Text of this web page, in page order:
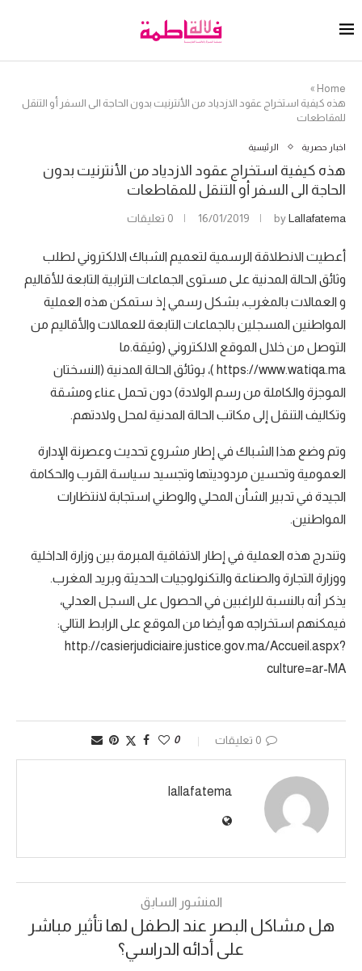
Home
»
هذه كيفية استخراج عقود الازدياد من الأنترنيت بدون الحاجة الى السفر أو التنقل
للمقاطعات
اخبار حصرية الرئيسية
هذه كيفية استخراج عقود الازدياد من الأنترنيت بدون
الحاجة الى السفر أو التنقل للمقاطعات
byLallafatema
16/01/2019 0 تعليقات
أعطيت الانطلاقة الرسمية لتعميم الشباك الالكتروني لطلب
وثائق الحالة المدنية على مستوى الجماعات الترابية التابعة للأقاليم
و العمالات بالمغرب، بشكل رسمي إذ ستمكن هذه العملية
المواطنين المسجلين بالجماعات التابعة للعمالات والأقاليم من
التوصل من خلال الموقع الالكتروني (وثيقة.ما
https://www.watiqa.ma )، بوثائق الحالة المدنية (النسختان
الموجزة والكاملة من رسم الولادة) دون تحمل عناء ومشقة
وتكاليف التنقل إلى مكاتب الحالة المدنية لمحل ولادتهم.
وتم وضع هذا الشباك في إطار مشروع تحديث وعصرنة الإدارة
العمومية وتحسين مردوديتها وتجسيد سياسة القرب والحكامة
الجيدة في تدبير الشأن المحلي والوطني استجابة لانتظارات
المواطنين.
وتندرج هذه العملية في إطار الاتفاقية المبرمة بين وزارة الداخلية
ووزارة التجارة والصناعة والتكنولوجيات الحديثة وبريد المغرب.
يذكر أنه بالنسبة للراغبين في الحصول على السجل العدلي،
فيمكنهم استخراجه هو أيضا من الموقع على الرابط التالي:
http://casierjudiciaire.justice.gov.ma/Accueil.aspx?
culture=ar-MA
0 تعليقات 0
lallafatema
المنشور السابق
هل مشاكل البصر عند الطفل لها تأثير مباشر
على أدائه الدراسي؟